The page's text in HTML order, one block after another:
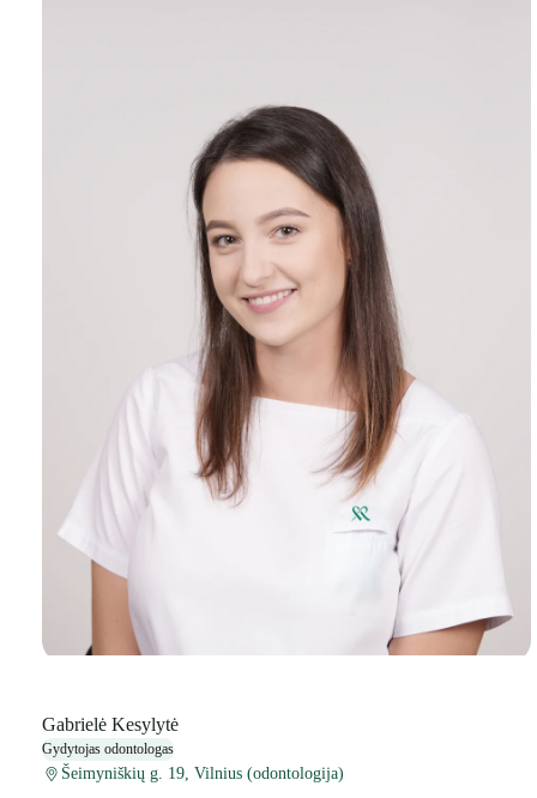
Gabrielė Kesylytė
Gydytojas odontologas
Šeimyniškių g. 19, Vilnius (odontologija)